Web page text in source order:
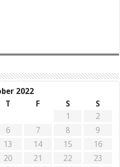
2022
T F S
S
1
2
6 7 8
9
13 14 15
16
20 21 22
23